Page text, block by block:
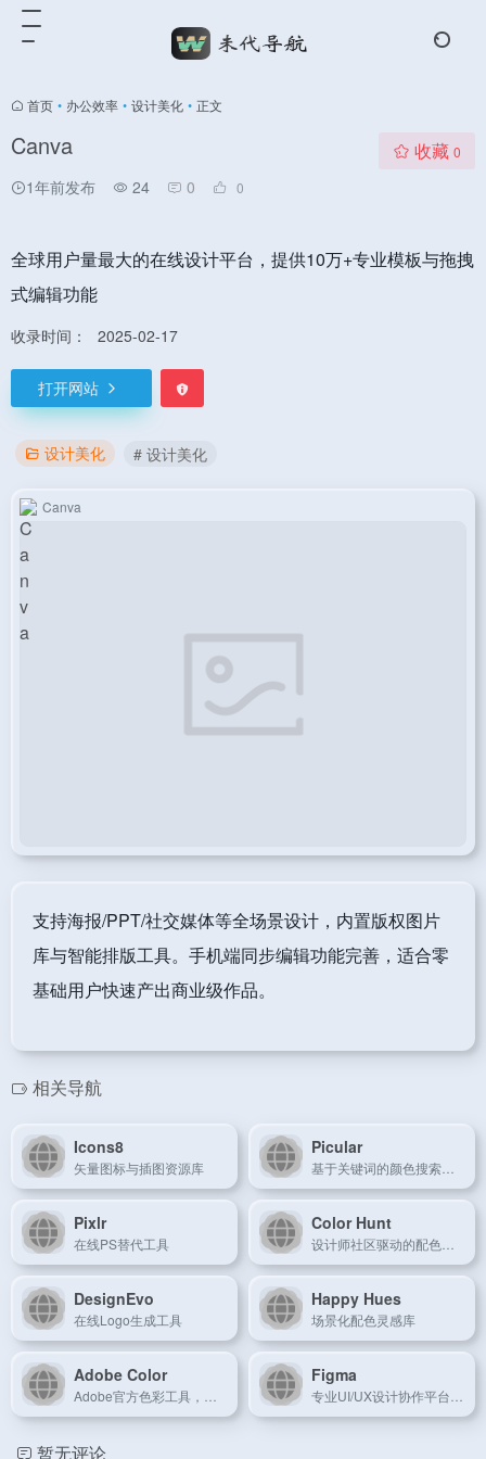
首页 • 办公效率 • 设计美化 • 正文
Canva
1年前发布 24 0 0
收藏 0
全球用户量最大的在线设计平台，提供10万+专业模板与拖拽
式编辑功能
收录时间： 2025-02-17
打开网站
设计美化 # 设计美化
Canva
支持海报/PPT/社交媒体等全场景设计，内置版权图片
库与智能排版工具。手机端同步编辑功能完善，适合零
基础用户快速产出商业级作品。
相关导航
Icons8
矢量图标与插图资源库
Picular
Pixlr
在线PS替代工具
Color Hunt
DesignEvo
在线Logo生成工具
Happy Hues
场景化配色灵感库
Adobe Color Figma
暂无评论